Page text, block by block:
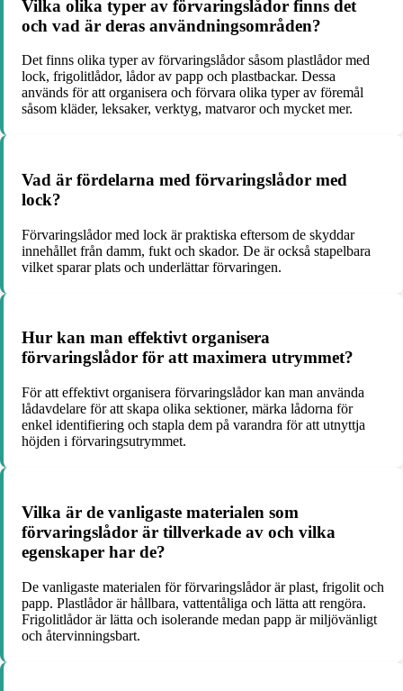
Vilka olika typer av förvaringslådor finns det
och vad är deras användningsområden?
Det finns olika typer av förvaringslådor såsom plastlådor med
lock, frigolitlådor, lådor av papp och plastbackar. Dessa
används för att organisera och förvara olika typer av föremål
såsom kläder, leksaker, verktyg, matvaror och mycket mer.
Vad är fördelarna med förvaringslådor med
lock?
Förvaringslådor med lock är praktiska eftersom de skyddar
innehållet från damm, fukt och skador. De är också stapelbara
vilket sparar plats och underlättar förvaringen.
Hur kan man effektivt organisera
förvaringslådor för att maximera utrymmet?
För att effektivt organisera förvaringslådor kan man använda
lådavdelare för att skapa olika sektioner, märka lådorna för
enkel identifiering och stapla dem på varandra för att utnyttja
höjden i förvaringsutrymmet.
Vilka är de vanligaste materialen som
förvaringslådor är tillverkade av och vilka
egenskaper har de?
De vanligaste materialen för förvaringslådor är plast, frigolit och
papp. Plastlådor är hållbara, vattentåliga och lätta att rengöra.
Frigolitlådor är lätta och isolerande medan papp är miljövänligt
och återvinningsbart.